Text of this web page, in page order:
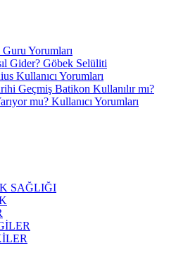
Yorumları
Gider? Göbek Selüliti
Kullanıcı Yorumları
Geçmiş Batikon Kullanılır mı?
mu? Kullanıcı Yorumları
SAĞLIĞI